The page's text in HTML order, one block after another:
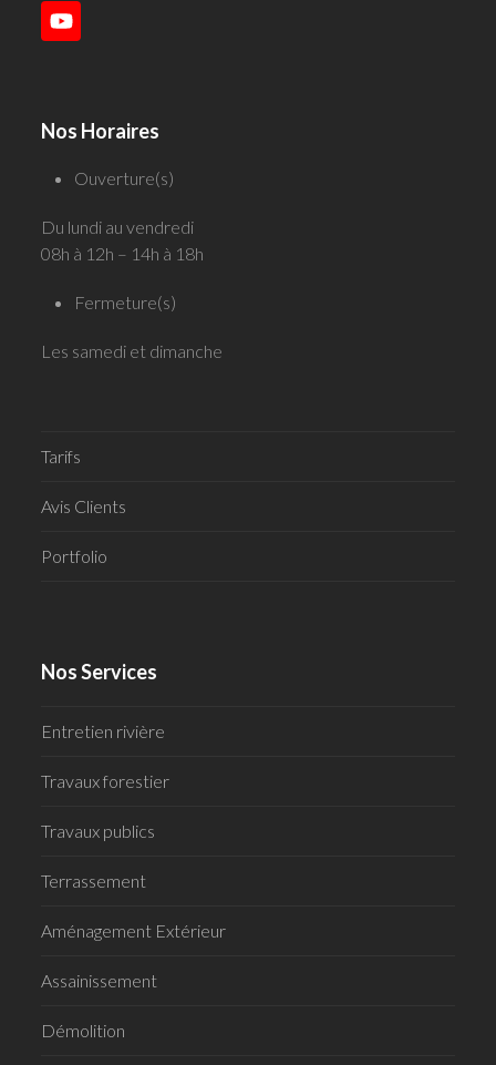
YouTube
Nos Horaires
Ouverture(s)
Du lundi au vendredi
08h à 12h – 14h à 18h
Fermeture(s)
Les samedi et dimanche
Tarifs
Avis Clients
Portfolio
Nos Services
Entretien rivière
Travaux forestier
Travaux publics
Terrassement
Aménagement Extérieur
Assainissement
Démolition